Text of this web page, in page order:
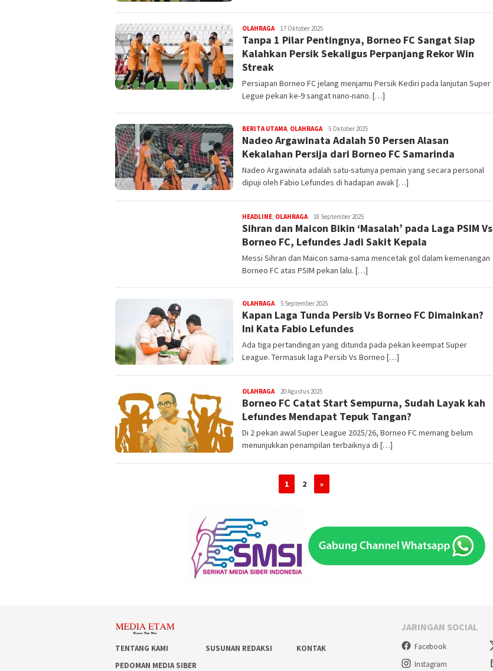
OLAHRAGAeditoredaksi
17 Oktober 2025
Tanpa 1 Pilar Pentingnya, Borneo FC Sangat Siap
Kalahkan Persik Sekaligus Perpanjang Rekor Win
Streak
Persiapan Borneo FC jelang menjamu Persik Kediri pada lanjutan Super
Legue pekan ke-9 sangat nano-nano. […]
BERITA UTAMA OLAHRAGAeditoredaksi
5 Oktober 2025
Nadeo Argawinata Adalah 50 Persen Alasan
Kekalahan Persija dari Borneo FC Samarinda
Nadeo Argawinata adalah satu-satunya pemain yang secara personal
dipuji oleh Fabio Lefundes di hadapan awak […]
HEADLINE OLAHRAGAeditoredaksi
18 September 2025
Sihran dan Maicon Bikin ‘Masalah’ pada Laga PSIM Vs
Borneo FC, Lefundes Jadi Sakit Kepala
Messi Sihran dan Maicon sama-sama mencetak gol dalam kemenangan
Borneo FC atas PSIM pekan lalu. […]
OLAHRAGAeditoredaksi
5 September 2025
Kapan Laga Tunda Persib Vs Borneo FC Dimainkan?
Ini Kata Fabio Lefundes
Ada tiga pertandingan yang ditunda pada pekan keempat Super
League. Termasuk laga Persib Vs Borneo […]
OLAHRAGAeditoredaksi
20 Agustus 2025
Borneo FC Catat Start Sempurna, Sudah Layak kah
Lefundes Mendapat Tepuk Tangan?
Di 2 pekan awal Super League 2025/26, Borneo FC memang belum
menunjukkan penampilan terbaiknya di […]
1 2 »
TENTANG KAMI SUSUNAN REDAKSI
KONTAK
PEDOMAN MEDIA SIBER
JARINGAN SOCIAL
Facebook
Instagram